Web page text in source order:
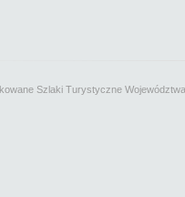
Szlaki Turystyczne